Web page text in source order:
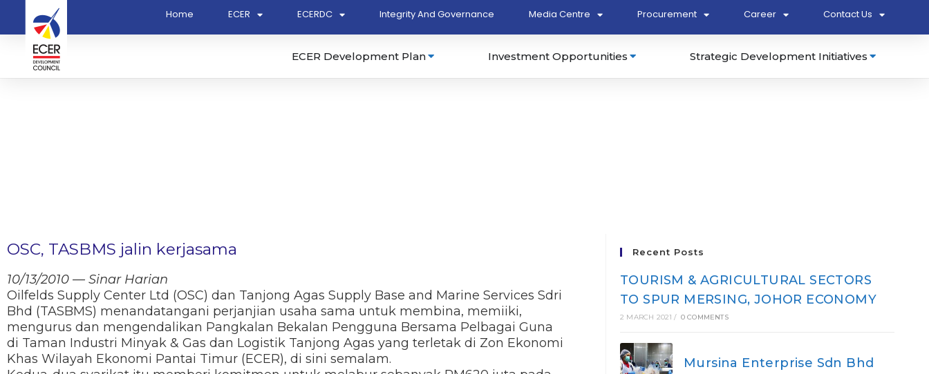
Home ECER ECERDC Integrity And Governance Media Centre Procurement Career Contact Us
ECER Development Plan Investment Opportunities Strategic Development Initiatives
OSC, TASBMS jalin kerjasama
10/13/2010 — Sinar Harian
Oilfelds Supply Center Ltd (OSC) dan Tanjong Agas Supply Base and Marine Services Sdri
Bhd (TASBMS) menandatangani perjanjian usaha sama untuk membina, memiiki,
mengurus dan mengendalikan Pangkalan Bekalan Pengguna Bersama Pelbagai Guna
di Taman Industri Minyak & Gas dan Logistik Tanjong Agas yang terletak di Zon Ekonomi
Khas Wilayah Ekonomi Pantai Timur (ECER), di sini semalam.
Recent Posts
TOURISM & AGRICULTURAL SECTORS
TO SPUR MERSING, JOHOR ECONOMY
2 MARCH 2021 / 0 COMMENTS
Mursina Enterprise Sdn Bhd